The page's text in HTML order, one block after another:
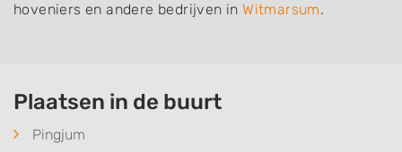
hoveniers en andere bedrijven inWitmarsum.
Plaatsen in de buurt
Pingjum